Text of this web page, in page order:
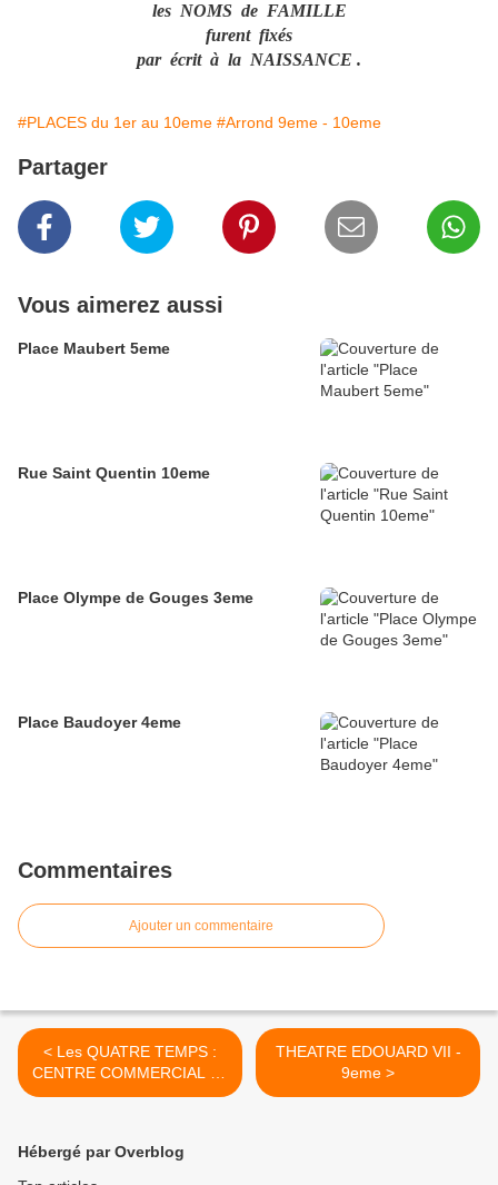
les NOMS de FAMILLE
furent fixés
par écrit à la NAISSANCE .
#PLACES du 1er au 10eme #Arrond 9eme - 10eme
Partager
Vous aimerez aussi
Place Maubert 5eme
Rue Saint Quentin 10eme
Place Olympe de Gouges 3eme
Place Baudoyer 4eme
Commentaires
Ajouter un commentaire
< Les QUATRE TEMPS :
CENTRE COMMERCIAL de
la DEFENSE
THEATRE EDOUARD VII -
9eme >
Hébergé par Overblog